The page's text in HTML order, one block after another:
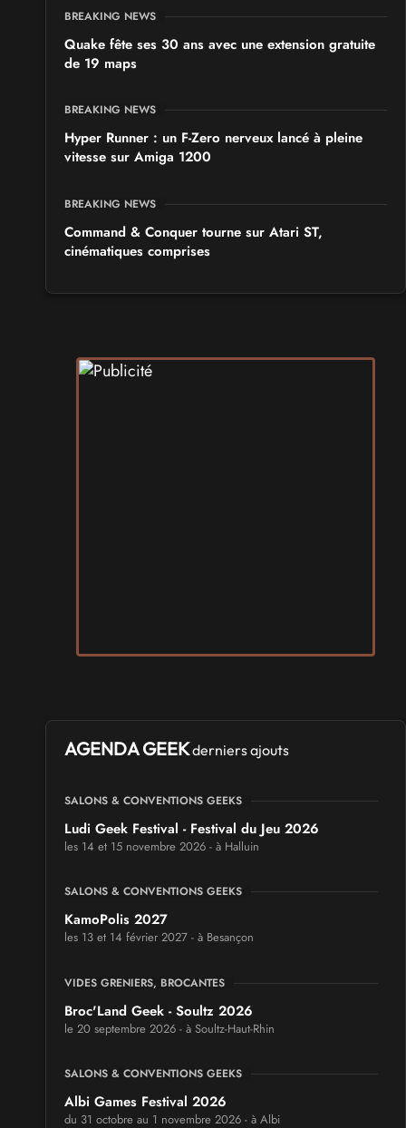
BREAKING NEWS
Quake fête ses 30 ans avec une extension gratuite
de 19 maps
BREAKING NEWS
Hyper Runner : un F-Zero nerveux lancé à pleine
vitesse sur Amiga 1200
BREAKING NEWS
Command & Conquer tourne sur Atari ST,
cinématiques comprises
AGENDA GEEKderniers ajouts
SALONS & CONVENTIONS GEEKS
Ludi Geek Festival - Festival du Jeu 2026
les 14 et 15 novembre 2026 - à Halluin
SALONS & CONVENTIONS GEEKS
KamoPolis 2027
les 13 et 14 février 2027 - à Besançon
VIDES GRENIERS, BROCANTES
Broc'Land Geek - Soultz 2026
le 20 septembre 2026 - à Soultz-Haut-Rhin
SALONS & CONVENTIONS GEEKS
Albi Games Festival 2026
du 31 octobre au 1 novembre 2026 - à Albi